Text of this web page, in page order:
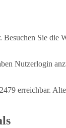
Sie
Nutzerlogin
erreichbar.